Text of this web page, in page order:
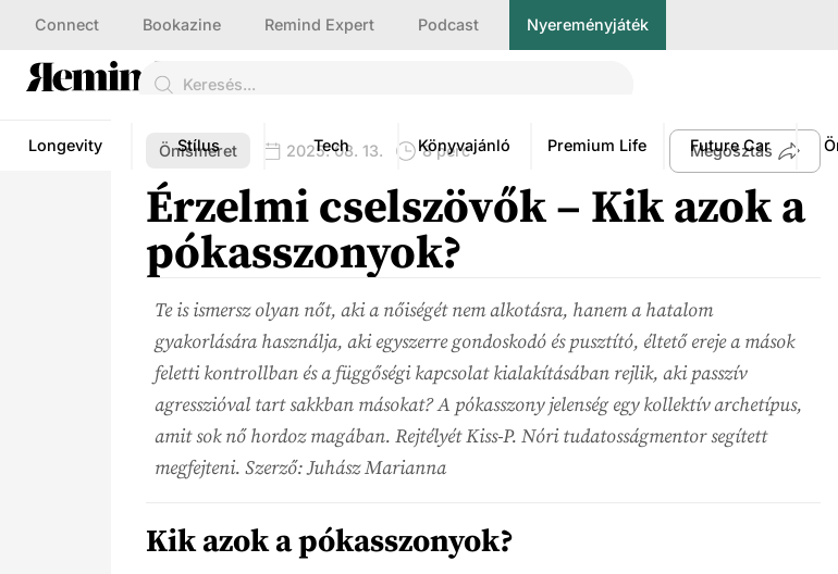
Connect Bookazine Remind Expert Podcast Nyereményjáték
Longevity Stílus Tech Könyvajánló Premium Life Future Car
Önismeret 2025. 08. 13. 8 perc Megosztás
Érzelmi cselszövők – Kik azok a
pókasszonyok?
Te is ismersz olyan nőt, aki a nőiségét nem alkotásra, hanem a hatalom
gyakorlására használja, aki egyszerre gondoskodó és pusztító, éltető ereje a mások
feletti kontrollban és a függőségi kapcsolat kialakításában rejlik, aki passzív
agresszióval tart sakkban másokat? A pókasszony jelenség egy kollektív archetípus,
amit sok nő hordoz magában. Rejtélyét Kiss-P. Nóri tudatosságmentor segített
megfejteni. Szerző: Juhász Marianna
Kik azok a pókasszonyok?